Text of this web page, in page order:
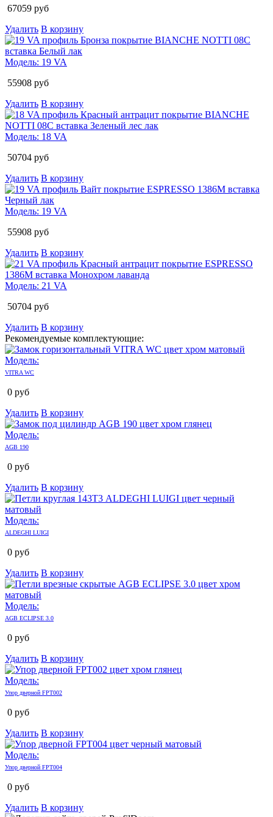
67059 руб
Удалить В корзину
Модель: 19 VA
55908 руб
Удалить В корзину
Модель: 18 VA
50704 руб
Удалить В корзину
Модель: 19 VA
55908 руб
Удалить В корзину
Модель: 21 VA
50704 руб
Удалить В корзину
Рекомендуемые комплектующие:
Модель:
VITRA WC
0 руб
Удалить В корзину
Модель:
AGB 190
0 руб
Удалить В корзину
Модель:
ALDEGHI LUIGI
0 руб
Удалить В корзину
Модель:
AGB ECLIPSE 3.0
0 руб
Удалить В корзину
Модель:
Упор дверной FPT002
0 руб
Удалить В корзину
Модель:
Упор дверной FPT004
0 руб
Удалить В корзину